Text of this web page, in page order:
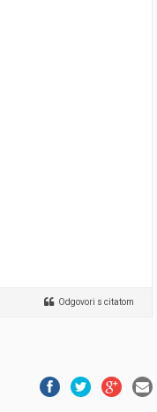
Odgovori s citatom